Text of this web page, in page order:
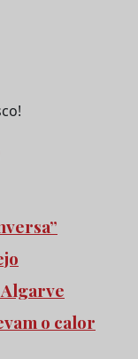
Algarve
o calor